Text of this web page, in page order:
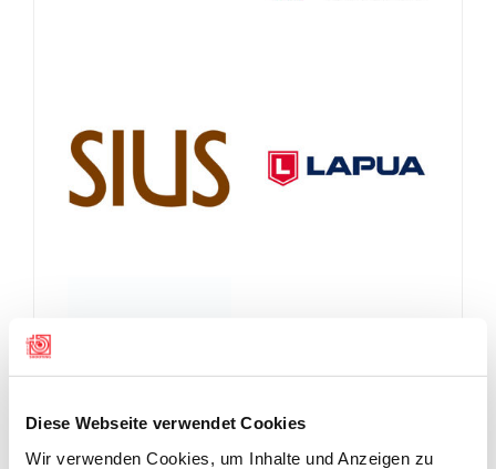
Diese Webseite verwendet Cookies
Wir verwenden Cookies, um Inhalte und Anzeigen zu